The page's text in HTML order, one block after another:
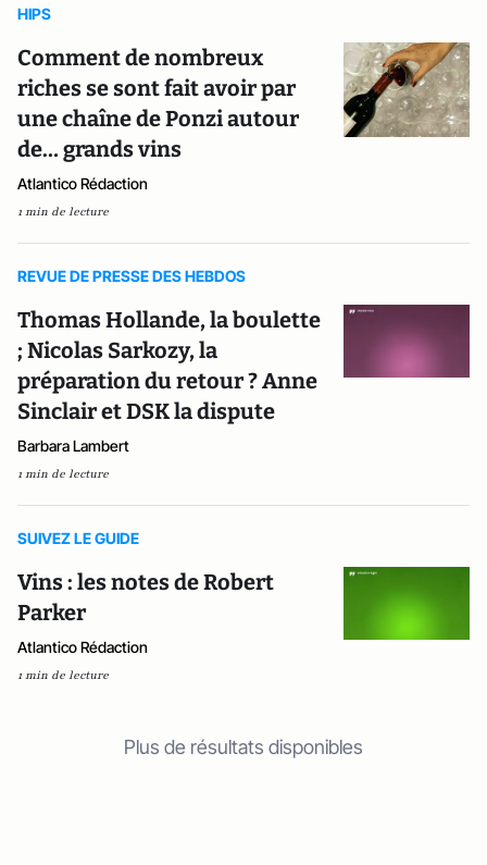
HIPS
Comment de nombreux
riches se sont fait avoir par
une chaîne de Ponzi autour
de… grands vins
Atlantico Rédaction
1 min de lecture
REVUE DE PRESSE DES HEBDOS
Thomas Hollande, la boulette
; Nicolas Sarkozy, la
préparation du retour ? Anne
Sinclair et DSK la dispute
Barbara Lambert
1 min de lecture
SUIVEZ LE GUIDE
Vins : les notes de Robert
Parker
Atlantico Rédaction
1 min de lecture
Plus de résultats disponibles